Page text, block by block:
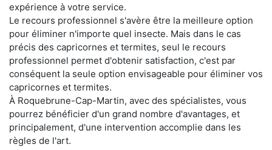
expérience à votre service.
Le recours professionnel s'avère être la meilleure option
pour éliminer n'importe quel insecte. Mais dans le cas
précis des capricornes et termites, seul le recours
professionnel permet d'obtenir satisfaction, c'est par
conséquent la seule option envisageable pour éliminer vos
capricornes et termites.
À Roquebrune-Cap-Martin, avec des spécialistes, vous
pourrez bénéficier d'un grand nombre d'avantages, et
principalement, d'une intervention accomplie dans les
règles de l'art.